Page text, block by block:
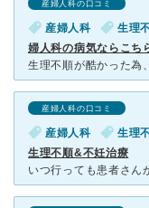
産婦人科の口コミ
産婦人科 生理
婦人科の病気ならこち
産婦人科の口コミ
産婦人科 生理
生理不順&不妊治療